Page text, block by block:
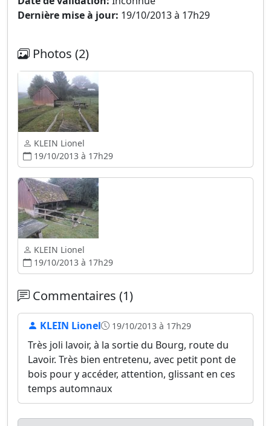
Dernière mise à jour: 19/10/2013 à 17h29
Photos (2)
KLEIN Lionel
19/10/2013 à 17h29
KLEIN Lionel
19/10/2013 à 17h29
Commentaires (1)
KLEIN Lionel 19/10/2013 à 17h29
Très joli lavoir, à la sortie du Bourg, route du
Lavoir. Très bien entretenu, avec petit pont de
bois pour y accéder, attention, glissant en ces
temps automnaux